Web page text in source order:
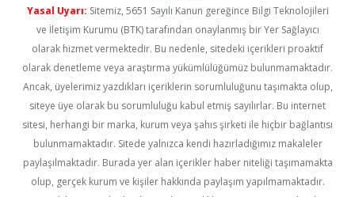
Yasal Uyarı: Sitemiz, 5651 Sayılı Kanun gereğince Bilgi Teknolojileri
ve İletişim Kurumu (BTK) tarafından onaylanmış bir Yer Sağlayıcı
olarak hizmet vermektedir. Bu nedenle, sitedeki içerikleri proaktif
olarak denetleme veya araştırma yükümlülüğümüz bulunmamaktadır.
Ancak, üyelerimiz yazdıkları içeriklerin sorumluluğunu taşımakta olup,
siteye üye olarak bu sorumluluğu kabul etmiş sayılırlar. Bu internet
sitesi, herhangi bir marka, kurum veya şahıs şirketi ile hiçbir bağlantısı
bulunmamaktadır. Sitede yalnızca kendi hazırladığımız makaleler
paylaşılmaktadır. Burada yer alan içerikler haber niteliği taşımamakta
olup, gerçek kurum ve kişiler hakkında paylaşım yapılmamaktadır.